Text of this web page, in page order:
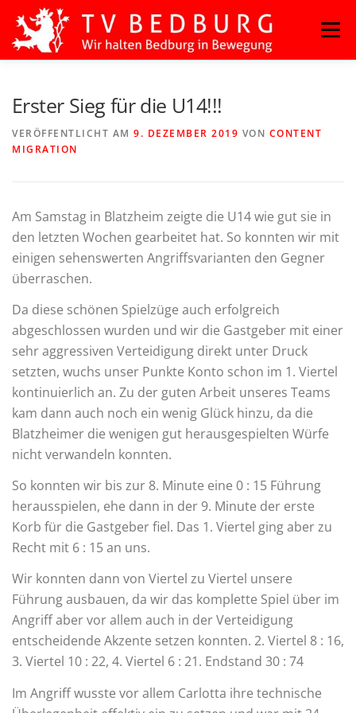
Zum
Inhalt
springen
Menü
HANDBALL
LEICHTATHLETIK OUTDOORSPORT
TURNEN VOLLEYBALL
Erster Sieg für die U14!!!
VERÖFFENTLICHT AM 9. DEZEMBER 2019 VON CONTENT
MIGRATION
Am Samstag in Blatzheim zeigte die U14 wie gut sie in
den letzten Wochen gearbeitet hat. So konnten wir mit
einigen sehenswerten Angriffsvarianten den Gegner
überraschen.
Da diese schönen Spielzüge auch erfolgreich
abgeschlossen wurden und wir die Gastgeber mit einer
sehr aggressiven Verteidigung direkt unter Druck
setzten, wuchs unser Punkte Konto schon im 1. Viertel
kontinuierlich an. Zu der guten Arbeit unseres Teams
kam dann auch noch ein wenig Glück hinzu, da die
Blatzheimer die wenigen gut herausgespielten Würfe
nicht verwandeln konnten.
So konnten wir bis zur 8. Minute eine 0 : 15 Führung
herausspielen, ehe dann in der 9. Minute der erste
Korb für die Gastgeber fiel. Das 1. Viertel ging aber zu
Recht mit 6 : 15 an uns.
Wir konnten dann von Viertel zu Viertel unsere
Führung ausbauen, da wir das komplette Spiel über im
Angriff aber vor allem auch in der Verteidigung
entscheidende Akzente setzen konnten. 2. Viertel 8 : 16,
3. Viertel 10 : 22, 4. Viertel 6 : 21. Endstand 30 : 74
Im Angriff wusste vor allem Carlotta ihre technische